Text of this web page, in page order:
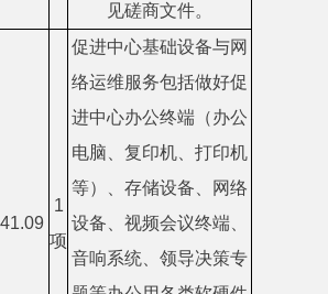
见磋商文件。
41.09
1
项
促进中心基础设备与网
络运维服务包括做好促
进中心办公终端（办公
电脑、复印机、打印机
等）、存储设备、网络
设备、视频会议终端、
音响系统、领导决策专